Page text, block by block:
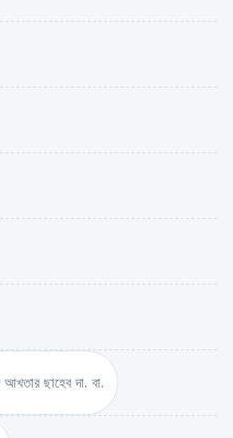
আখতার ছাহেব দা. বা.